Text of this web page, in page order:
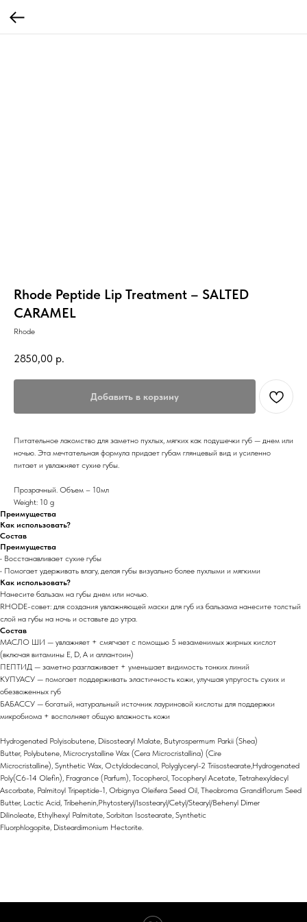
Rhode Peptide Lip Treatment – SALTED
CARAMEL
Rhode
2850,00 р.
Добавить в корзину
Питательное лакомство для заметно пухлых, мягких как подушечки губ — днем ​​или
ночью. Эта мечтательная формула придает губам глянцевый вид и усиленно
питает и увлажняет сухие губы.
Прозрачный. Объем – 10мл
Weight: 10 g
Преимущества
Как использовать?
Состав
Преимущества
• Восстанавливает сухие губы
• Помогает удерживать влагу, делая губы визуально более пухлыми и мягкими
Как использовать?
Нанесите бальзам на губы днем ​​или ночью.
RHODE-cовет: для создания увлажняющей маски для губ из бальзама нанесите толстый
слой на губы на ночь и оставьте до утра.
Состав
МАСЛО ШИ — увлажняет + смягчает с помощью 5 незаменимых жирных кислот
(включая витамины E, D, A и аллантоин)
ПЕПТИД — заметно разглаживает + уменьшает видимость тонких линий
КУПУАСУ — помогает поддерживать эластичность кожи, улучшая упругость сухих и
обезвоженных губ
БАБАССУ — богатый, натуральный источник лауриновой кислоты для поддержки
микробиома + восполняет общую влажность кожи
Hydrogenated Polyisobutene, Diisostearyl Malate, Butyrospermum Parkii (Shea)
Butter, Polybutene, Microcrystalline Wax (Cera Microcristallina) (Cire
Microcristalline), Synthetic Wax, Octyldodecanol, Polyglyceryl-2 Triisostearate,Hydrogenated
Poly(C6-14 Olefin), Fragrance (Parfum), Tocopherol, Tocopheryl Acetate, Tetrahexyldecyl
Ascorbate, Palmitoyl Tripeptide-1, Orbignya Oleifera Seed Oil, Theobroma Grandiflorum Seed
Butter, Lactic Acid, Tribehenin,Phytosteryl/Isostearyl/Cetyl/Stearyl/Behenyl Dimer
Dilinoleate, Ethylhexyl Palmitate, Sorbitan Isostearate, Synthetic
Fluorphlogopite, Disteardimonium Hectorite.